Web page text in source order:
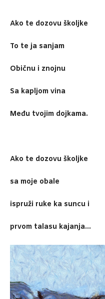
Ako te dozovu školjke
To te ja sanjam
Običnu i znojnu
Sa kapljom vina
Među tvojim dojkama.
Ako te dozovu školjke
sa moje obale
ispruži ruke ka suncu i
prvom talasu kajanja…